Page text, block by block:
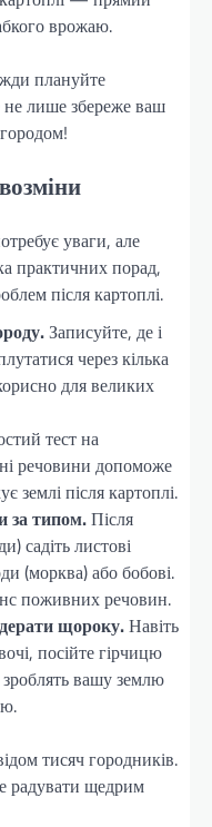
врожаю.
плануйте
не лише збереже ваш
уваги, але
практичних порад,
після картоплі.
Записуйте, де і
через кілька
для великих
тест на
речовини допоможе
землі після картоплі.
за типом.Після
садіть листові
(морква) або бобові.
поживних речовин.
щороку.Навіть
посійте гірчицю
вашу землю
тисяч городників.
радувати щедрим